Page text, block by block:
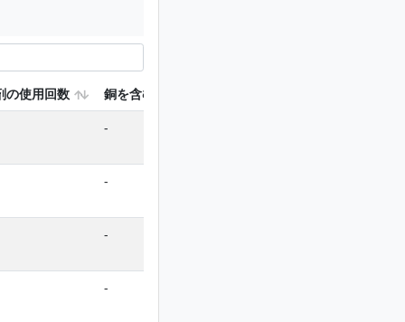
の使用回数
銅を含む使用回数
-
-
-
-